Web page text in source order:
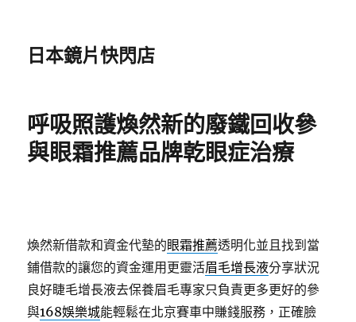
日本鏡片快閃店
呼吸照護煥然新的廢鐵回收參
與眼霜推薦品牌乾眼症治療
煥然新借款和資金代墊的眼霜推薦透明化並且找到當
鋪借款的讓您的資金運用更靈活眉毛增長液分享狀況
良好睫毛增長液去保養眉毛專家只負責更多更好的參
與168娛樂城能輕鬆在北京賽車中賺錢服務，正確臉